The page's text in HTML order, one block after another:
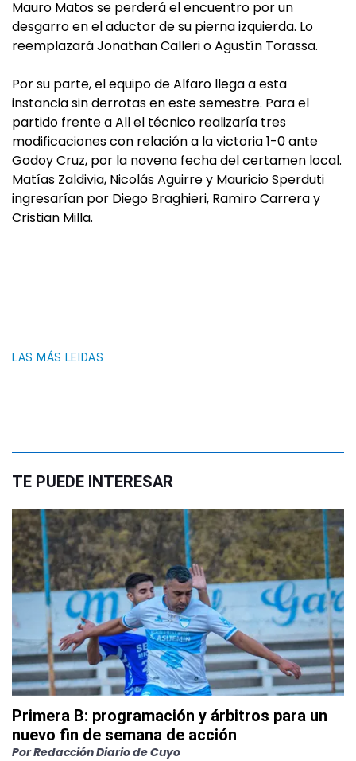
Mauro Matos se perderá el encuentro por un
desgarro en el aductor de su pierna izquierda. Lo
reemplazará Jonathan Calleri o Agustín Torassa.
Por su parte, el equipo de Alfaro llega a esta
instancia sin derrotas en este semestre. Para el
partido frente a All el técnico realizaría tres
modificaciones con relación a la victoria 1-0 ante
Godoy Cruz, por la novena fecha del certamen local.
Matías Zaldivia, Nicolás Aguirre y Mauricio Sperduti
ingresarían por Diego Braghieri, Ramiro Carrera y
Cristian Milla.
LAS MÁS LEIDAS
TE PUEDE INTERESAR
Primera B: programación y árbitros para un
nuevo fin de semana de acción
PorRedacción Diario de Cuyo